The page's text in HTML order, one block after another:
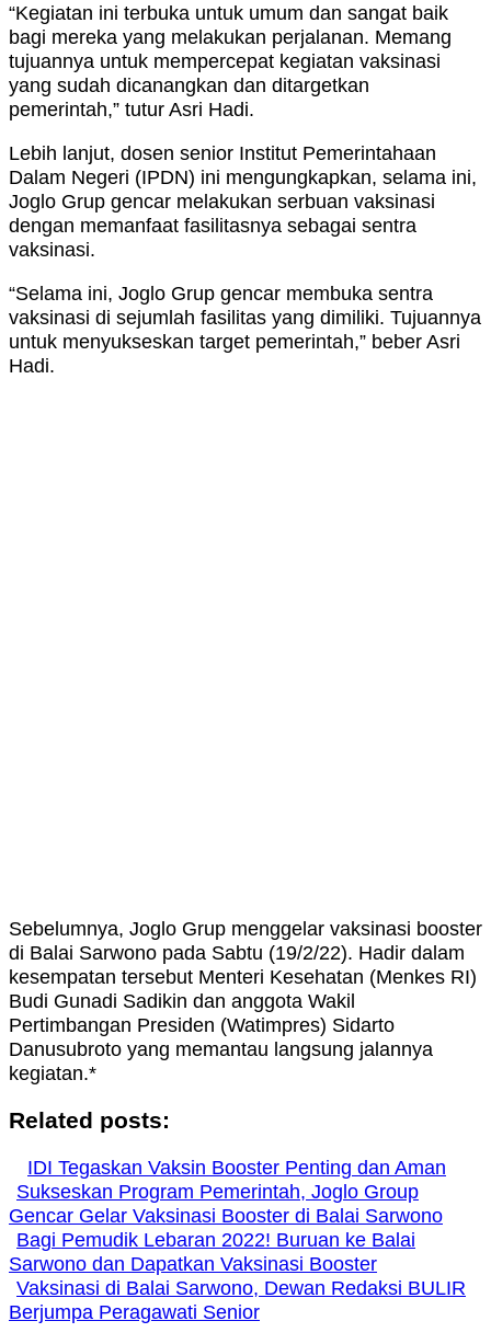
“Kegiatan ini terbuka untuk umum dan sangat baik
bagi mereka yang melakukan perjalanan. Memang
tujuannya untuk mempercepat kegiatan vaksinasi
yang sudah dicanangkan dan ditargetkan
pemerintah,” tutur Asri Hadi.
Lebih lanjut, dosen senior Institut Pemerintahaan
Dalam Negeri (IPDN) ini mengungkapkan, selama ini,
Joglo Grup gencar melakukan serbuan vaksinasi
dengan memanfaat fasilitasnya sebagai sentra
vaksinasi.
“Selama ini, Joglo Grup gencar membuka sentra
vaksinasi di sejumlah fasilitas yang dimiliki. Tujuannya
untuk menyukseskan target pemerintah,” beber Asri
Hadi.
Sebelumnya, Joglo Grup menggelar vaksinasi booster
di Balai Sarwono pada Sabtu (19/2/22). Hadir dalam
kesempatan tersebut Menteri Kesehatan (Menkes RI)
Budi Gunadi Sadikin dan anggota Wakil
Pertimbangan Presiden (Watimpres) Sidarto
Danusubroto yang memantau langsung jalannya
kegiatan.*
Related posts:
IDI Tegaskan Vaksin Booster Penting dan Aman
Sukseskan Program Pemerintah, Joglo Group
Gencar Gelar Vaksinasi Booster di Balai Sarwono
Bagi Pemudik Lebaran 2022! Buruan ke Balai
Sarwono dan Dapatkan Vaksinasi Booster
Vaksinasi di Balai Sarwono, Dewan Redaksi BULIR
Berjumpa Peragawati Senior